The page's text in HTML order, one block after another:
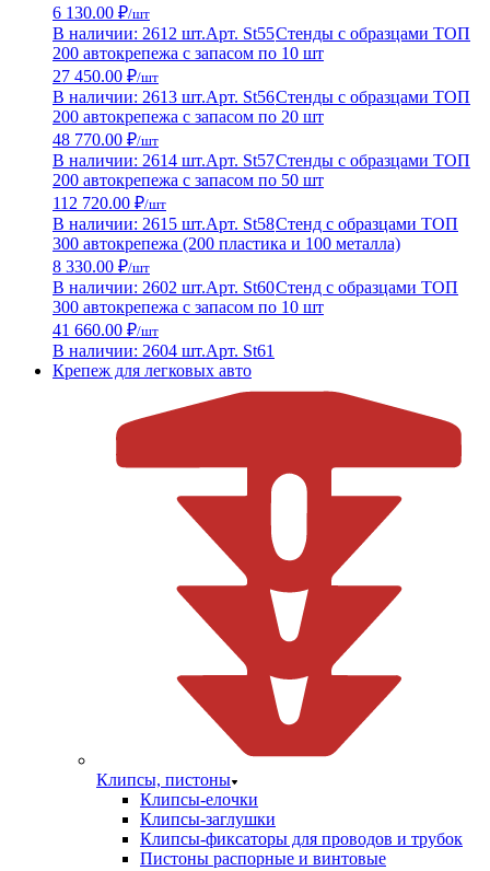
6 130.00 ₽/шт
В наличии: 2612 шт.Арт. St55Стенды с образцами ТОП
200 автокрепежа с запасом по 10 шт
27 450.00 ₽/шт
В наличии: 2613 шт.Арт. St56Стенды с образцами ТОП
200 автокрепежа с запасом по 20 шт
48 770.00 ₽/шт
В наличии: 2614 шт.Арт. St57Стенды с образцами ТОП
200 автокрепежа с запасом по 50 шт
112 720.00 ₽/шт
В наличии: 2615 шт.Арт. St58Стенд с образцами ТОП
300 автокрепежа (200 пластика и 100 металла)
8 330.00 ₽/шт
В наличии: 2602 шт.Арт. St60Стенд с образцами ТОП
300 автокрепежа с запасом по 10 шт
41 660.00 ₽/шт
В наличии: 2604 шт.Арт. St61
Крепеж для легковых авто
Клипсы, пистоны
Клипсы-елочки
Клипсы-заглушки
Клипсы-фиксаторы для проводов и трубок
Пистоны распорные и винтовые